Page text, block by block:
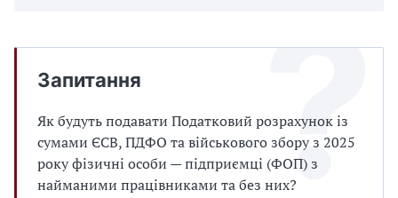
Запитання
Як будуть подавати Податковий розрахунок із
сумами ЄСВ, ПДФО та військового збору з 2025
року фізичні особи — підприємці (ФОП) з
найманими працівниками та без них?